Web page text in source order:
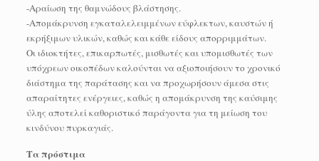
-Αραίωση της θαμνώδους βλάστησης.
-Απομάκρυνση εγκαταλελειμμένων εύφλεκτων, καυστών ή
εκρήξιμων υλικών, καθώς και κάθε είδους απορριμμάτων.
Οι ιδιοκτήτες, επικαρπωτές, μισθωτές και υπομισθωτές των
υπόχρεων οικοπέδων καλούνται να αξιοποιήσουν το χρονικό
διάστημα της παράτασης και να προχωρήσουν άμεσα στις
απαραίτητες ενέργειες, καθώς η απομάκρυνση της καύσιμης
ύλης αποτελεί καθοριστικό παράγοντα για τη μείωση του
κινδύνου πυρκαγιάς.
Τα πρόστιμα